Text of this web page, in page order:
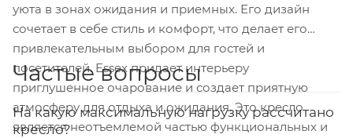
уюта в зонах ожидания и приемных. Его дизайн
сочетает в себе стиль и комфорт, что делает его
привлекательным выбором для гостей и
посетителей. Essex придает интерьеру
приглушенное очарование и создает приятную
атмосферу для отдыха и ожидания. Это кресло
является неотъемлемой частью функциональных и
Частые вопросы
На какую максимальную нагрузку рассчитано
кресло?